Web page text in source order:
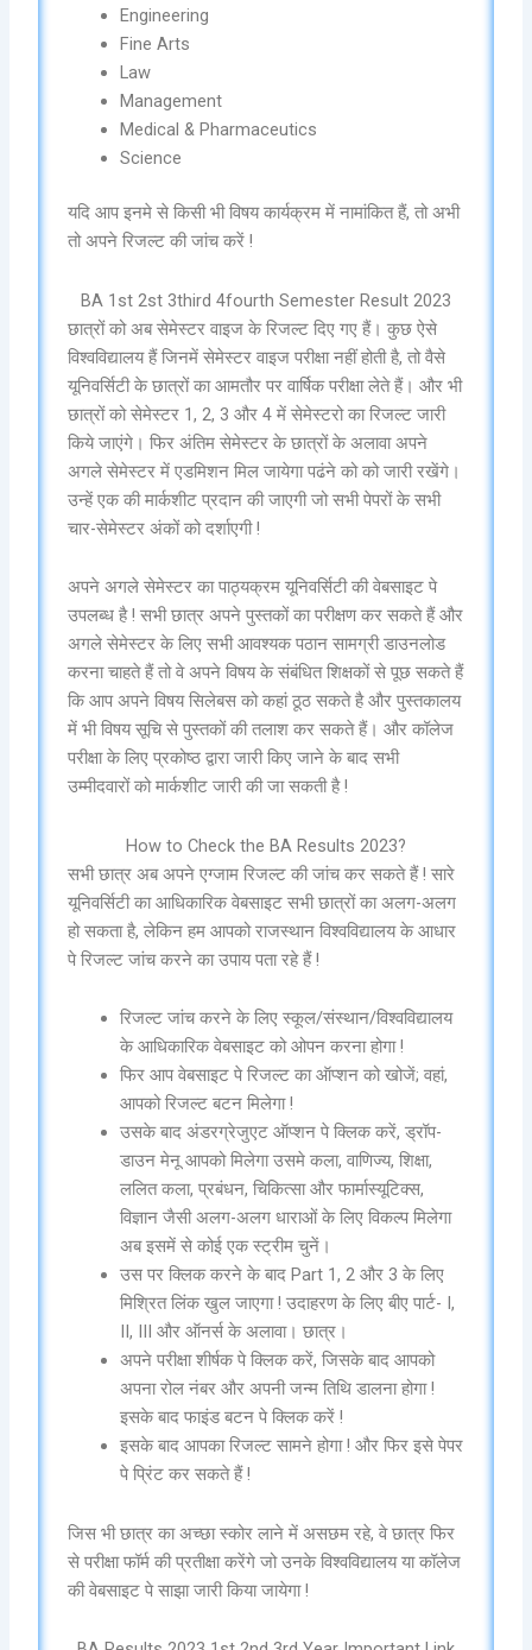
Engineering
Fine Arts
Law
Management
Medical & Pharmaceutics
Science
यदि आप इनमे से किसी भी विषय कार्यक्रम में नामांकित हैं, तो अभी
तो अपने रिजल्ट की जांच करें !
BA 1st 2st 3third 4fourth Semester Result 2023
छात्रों को अब सेमेस्टर वाइज के रिजल्ट दिए गए हैं। कुछ ऐसे
विश्वविद्यालय हैं जिनमें सेमेस्टर वाइज परीक्षा नहीं होती है, तो वैसे
यूनिवर्सिटी के छात्रों का आमतौर पर वार्षिक परीक्षा लेते हैं। और भी
छात्रों को सेमेस्टर 1, 2, 3 और 4 में सेमेस्टरो का रिजल्ट जारी
किये जाएंगे। फिर अंतिम सेमेस्टर के छात्रों के अलावा अपने
अगले सेमेस्टर में एडमिशन मिल जायेगा पढंने को को जारी रखेंगे।
उन्हें एक की मार्कशीट प्रदान की जाएगी जो सभी पेपरों के सभी
चार-सेमेस्टर अंकों को दर्शाएगी !
अपने अगले सेमेस्टर का पाठ्यक्रम यूनिवर्सिटी की वेबसाइट पे
उपलब्ध है ! सभी छात्र अपने पुस्तकों का परीक्षण कर सकते हैं और
अगले सेमेस्टर के लिए सभी आवश्यक पठान सामग्री डाउनलोड
करना चाहते हैं तो वे अपने विषय के संबंधित शिक्षकों से पूछ सकते हैं
कि आप अपने विषय सिलेबस को कहां ठूठ सकते है और पुस्तकालय
में भी विषय सूचि से पुस्तकों की तलाश कर सकते हैं। और कॉलेज
परीक्षा के लिए प्रकोष्ठ द्वारा जारी किए जाने के बाद सभी
उम्मीदवारों को मार्कशीट जारी की जा सकती है !
How to Check the BA Results 2023?
सभी छात्र अब अपने एग्जाम रिजल्ट की जांच कर सकते हैं ! सारे
यूनिवर्सिटी का आधिकारिक वेबसाइट सभी छात्रों का अलग-अलग
हो सकता है, लेकिन हम आपको राजस्थान विश्वविद्यालय के आधार
पे रिजल्ट जांच करने का उपाय पता रहे हैं !
रिजल्ट जांच करने के लिए स्कूल/संस्थान/विश्वविद्यालय
के आधिकारिक वेबसाइट को ओपन करना होगा !
फिर आप वेबसाइट पे रिजल्ट का ऑप्शन को खोजें; वहां,
आपको रिजल्ट बटन मिलेगा !
उसके बाद अंडरग्रेजुएट ऑप्शन पे क्लिक करें, ड्रॉप-
डाउन मेनू आपको मिलेगा उसमे कला, वाणिज्य, शिक्षा,
ललित कला, प्रबंधन, चिकित्सा और फार्मास्यूटिक्स,
विज्ञान जैसी अलग-अलग धाराओं के लिए विकल्प मिलेगा
अब इसमें से कोई एक स्ट्रीम चुनें।
उस पर क्लिक करने के बाद Part 1, 2 और 3 के लिए
मिश्रित लिंक खुल जाएगा ! उदाहरण के लिए बीए पार्ट- I,
II, III और ऑनर्स के अलावा। छात्र।
अपने परीक्षा शीर्षक पे क्लिक करें, जिसके बाद आपको
अपना रोल नंबर और अपनी जन्म तिथि डालना होगा !
इसके बाद फाइंड बटन पे क्लिक करें !
इसके बाद आपका रिजल्ट सामने होगा ! और फिर इसे पेपर
पे प्रिंट कर सकते हैं !
जिस भी छात्र का अच्छा स्कोर लाने में असछम रहे, वे छात्र फिर
से परीक्षा फॉर्म की प्रतीक्षा करेंगे जो उनके विश्वविद्यालय या कॉलेज
की वेबसाइट पे साझा जारी किया जायेगा !